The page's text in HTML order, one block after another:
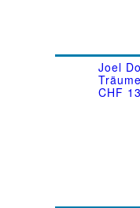
Joel
CHF